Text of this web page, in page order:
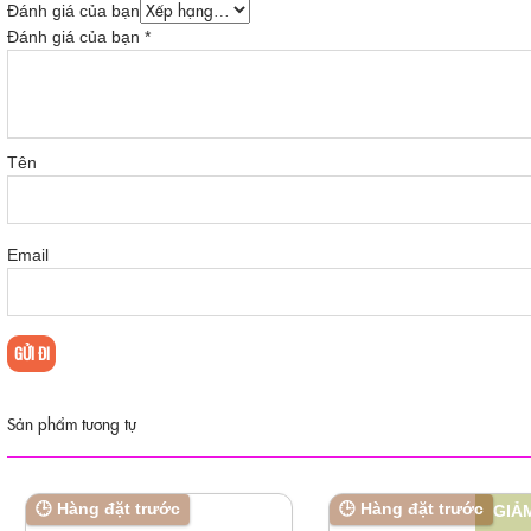
Đánh giá của bạn
Đánh giá của bạn *
Tên
Email
Sản phẩm tương tự
🕒 Hàng đặt trước 🕒 Hàng đặt trước